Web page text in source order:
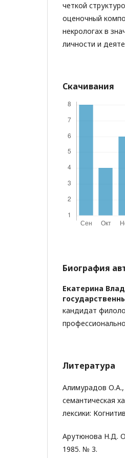
четкой
оценочный
некрологах в
личности и
Скачивания
Биография
Екатерина
кандидат
Литература
Алимурадов
семантическая
лексики:
Арутюнова Н.Д.
1985. № 3.